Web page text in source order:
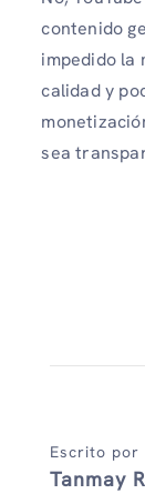
contenido
impedido la
calidad y
sea
Escrito por
Tanmay